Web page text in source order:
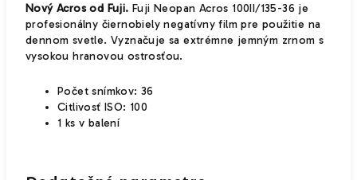
Nový Acros od Fuji. Fuji Neopan Acros 100II/135-36 je
profesionálny čiernobiely negatívny film pre použitie na
dennom svetle. Vyznačuje sa extrémne jemným zrnom s
vysokou hranovou ostrosťou.
Početsnímkov: 36
Citlivosť ISO: 100
1 ks v balení